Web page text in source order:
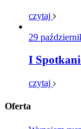
czytaj
29
I
czytaj
Oferta